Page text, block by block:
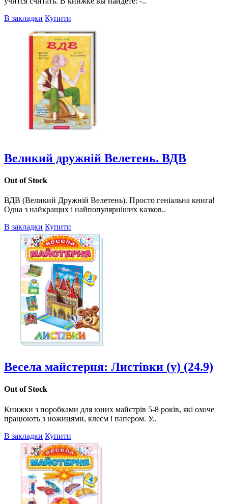
В закладки Купити
Великий дружній Велетень. ВДВ
Out of Stock
ВДВ (Великий Дружній Велетень). Просто геніальна книга!
Одна з найкращих і найпопулярніших казков..
В закладки Купити
Весела майстерня: Листівки (у) (24.9)
Out of Stock
Книжки з поробками для юних майстрів 5-8 років, які охоче
працюють з ножицями, клеєм і папером. У..
В закладки Купити